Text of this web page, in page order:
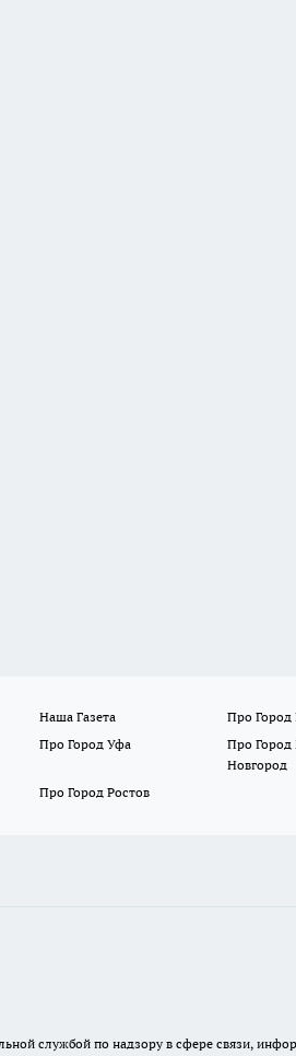
Наша Газета
Про Город
Про Город Уфа
Про
Новгород
Про Город Ростов
службой по надзору в сфере связи,